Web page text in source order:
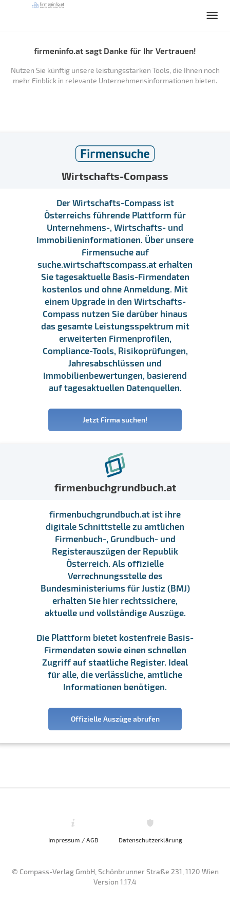
firmeninfo.at sagt Danke für Ihr Vertrauen!
Nutzen Sie künftig unsere leistungsstarken Tools, die Ihnen noch
mehr Einblick in relevante Unternehmensinformationen bieten.
Wirtschafts-Compass
Der Wirtschafts-Compass ist
Österreichs führende Plattform für
Unternehmens-, Wirtschafts- und
Immobilieninformationen. Über unsere
Firmensuche auf
suche.wirtschaftscompass.at erhalten
Sie tagesaktuelle Basis-Firmendaten
kostenlos und ohne Anmeldung. Mit
einem Upgrade in den Wirtschafts-
Compass nutzen Sie darüber hinaus
das gesamte Leistungsspektrum mit
erweiterten Firmenprofilen,
Compliance-Tools, Risikoprüfungen,
Jahresabschlüssen und
Immobilienbewertungen, basierend
auf tagesaktuellen Datenquellen.
Jetzt Firma suchen!
firmenbuchgrundbuch.at
firmenbuchgrundbuch.at ist ihre
digitale Schnittstelle zu amtlichen
Firmenbuch-, Grundbuch- und
Registerauszügen der Republik
Österreich. Als offizielle
Verrechnungsstelle des
Bundesministeriums für Justiz (BMJ)
erhalten Sie hier rechtssichere,
aktuelle und vollständige Auszüge.
Die Plattform bietet kostenfreie Basis-
Firmendaten sowie einen schnellen
Zugriff auf staatliche Register. Ideal
für alle, die verlässliche, amtliche
Informationen benötigen.
Offizielle Auszüge abrufen
Impressum / AGB Datenschutzerklärung
© Compass-Verlag GmbH, Schönbrunner Straße 231, 1120 Wien
Version 1.17.4